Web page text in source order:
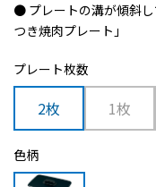
● プレートの溝が傾斜
つき焼肉プレート」
プレート枚数
2枚 1枚
色柄